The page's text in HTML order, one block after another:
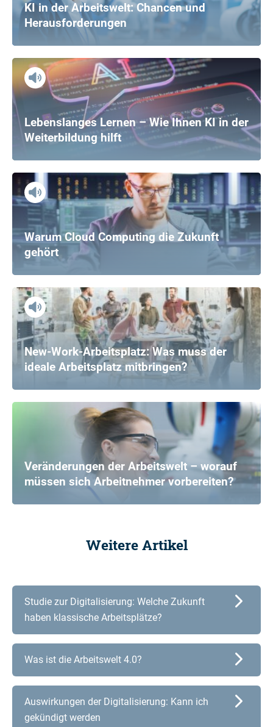
KI in der Arbeitswelt: Chancen und
Herausforderungen
Lebenslanges Lernen – Wie Ihnen KI in der
Weiterbildung hilft
Warum Cloud Computing die Zukunft
gehört
New-Work-Arbeitsplatz: Was muss der
ideale Arbeitsplatz mitbringen?
Veränderungen der Arbeitswelt – worauf
müssen sich Arbeitnehmer vorbereiten?
Weitere Artikel
Studie zur Digitalisierung: Welche Zukunft
haben klassische Arbeitsplätze?
Was ist die Arbeitswelt 4.0?
Auswirkungen der Digitalisierung: Kann ich
gekündigt werden